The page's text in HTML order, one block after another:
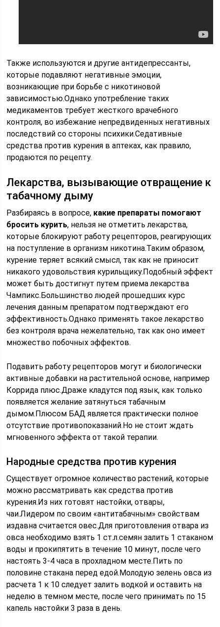
Также используются и другие антидепрессанты,
которые подавляют негативные эмоции,
возникающие при борьбе с никотиновой
зависимостью.Однако употребление таких
медикаментов требует жесткого врачебного
контроля, во избежание непредвиденных негативных
последствий со стороны психики.Седативные
средства против курения в аптеках, как правило,
продаются по рецепту.
Лекарства, вызывающие отвращение к
табачному дыму
Разбираясь в вопросе, какие препараты помогают
бросить курить, нельзя не отметить лекарства,
которые блокируют работу рецепторов, реагирующих
на поступление в организм никотина.Таким образом,
курение теряет всякий смысл, так как не приносит
никакого удовольствия курильщику.Подобный эффект
может быть достигнут путем приема лекарства
Чампикс.Большинство людей прошедших курс
лечения данным препаратом подтверждают его
эффективность.Однако применять такое лекарство
без контроля врача нежелательно, так как оно имеет
множество побочных эффектов.
Подавить работу рецепторов могут и биологически
активные добавки на растительной основе, например
Коррида плюс.Драже кладутся под язык, как только
появляется желание затянуться табачным
дымом.Плюсом БАД является практически полное
отсутствие противопоказаний.Но не стоит ждать
мгновенного эффекта от такой терапии.
Народные средства против курения
Существует огромное количество растений, которые
можно рассматривать как средства против
курения.Из них готовят настойки, отвары,
чаи.Лидером по своим «антитабачным» свойствам
издавна считается овес.Для приготовления отвара из
овса необходимо взять 1 ст.л.семян залить 1 стаканом
воды и прокипятить в течение 10 минут, после чего
настоять 3-4 часа в прохладном месте.Пить по
половине стакана перед едой.Молодую зелень овса из
расчета 1 к 10 следует залить водкой и оставить на
неделю в темном месте, после чего принимать по 15
капель настойки 3 раза в день.